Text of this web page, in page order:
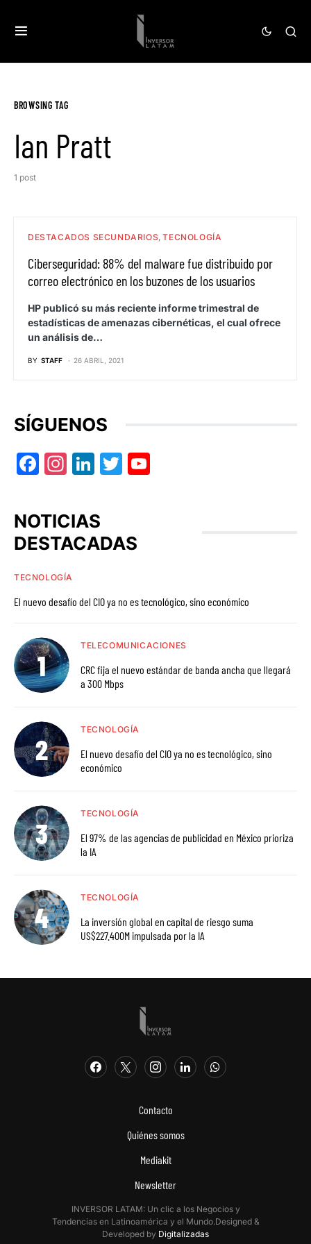
BROWSING TAG
Ian Pratt
1 post
DESTACADOS SECUNDARIOS TECNOLOGÍA
Ciberseguridad: 88% del malware fue distribuido por
correo electrónico en los buzones de los usuarios
HP publicó su más reciente informe trimestral de
estadísticas de amenazas cibernéticas, el cual ofrece
un análisis de…
BY STAFF 26 ABRIL, 2021
SÍGUENOS
Facebook
Instagram
LinkedIn
Twitter
NOTICIAS
DESTACADAS
TECNOLOGÍA
El nuevo desafío del CIO ya no es tecnológico, sino económico
TELECOMUNICACIONES
CRC fija el nuevo estándar de banda ancha que llegará
a 300 Mbps
TECNOLOGÍA
El nuevo desafío del CIO ya no es tecnológico, sino
económico
TECNOLOGÍA
El 97% de las agencias de publicidad en México prioriza
la IA
TECNOLOGÍA
La inversión global en capital de riesgo suma
US$227.400M impulsada por la IA
Contacto
Quiénes somos
Mediakit
Newsletter
INVERSOR LATAM: Un clic a los Negocios y
Tendencias en Latinoamérica y el Mundo.Designed &
Developed by Digitalizadas